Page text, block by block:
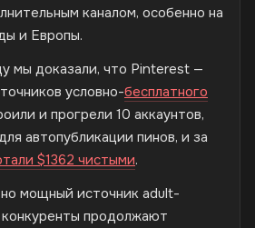
каналом, особенно на
и Европы.
мы доказали, что Pinterest —
условно-бесплатного
и прогрели 10 аккаунтов,
автопубликации пинов, и за
$1362 чистыми.
мощный источник adult-
продолжают